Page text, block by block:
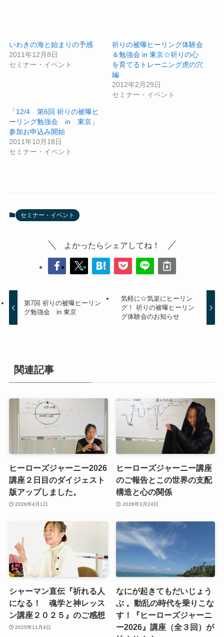
いわきの海と始まりの予感
2011年12月8日
セミナー・イベント
祈りの被曝ヒーリング体験会
＆勉強会 in 東京☆祈りの心
を育てるトレーニング虎の穴
編
2012年2月29日
セミナー・イベント
「12/4 第6回 祈りの被曝ヒ
ーリング勉強会 in 東京」
参加お申込み開始
2011年10月18日
セミナー・イベント
セミナー・イベント
よかったらシェアしてね！
第7回 祈りの被曝ヒーリン
グ勉強会 in 東京
気軽に☆気楽にヒーリン
グ！ 祈りの被曝ヒーリン
グ体験会のお知らせ
関連記事
ヒーローズジャーニー2026
講座２日目のダイジェスト
版アップしました。
2026年4月1日
ヒーローズジャーニー講座
のご報告とこの世界の支配
構造と心の関係
2026年3月24日
シャーマン直伝『祈れる人
になる！ 魂学と神レッス
ン講座２０２５』のご感想
2025年11月4日
なにが起きてもだいじょう
ぶ 。動乱の時代を乗りこな
す！『ヒーローズジャーニ
ー2026』講座（全３回）が